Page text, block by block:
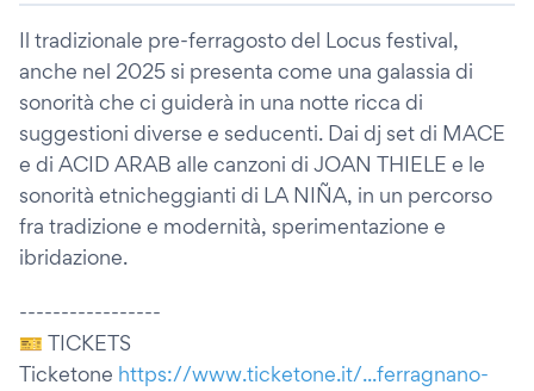
Il tradizionale pre-ferragosto del Locus festival,
anche nel 2025 si presenta come una galassia di
sonorità che ci guiderà in una notte ricca di
suggestioni diverse e seducenti. Dai dj set di MACE
e di ACID ARAB alle canzoni di JOAN THIELE e le
sonorità etnicheggianti di LA NIÑA, in un percorso
fra tradizione e modernità, sperimentazione e
ibridazione.
-----------------
🎫 TICKETS
Ticketone https://www.ticketone.it/...ferragnano-